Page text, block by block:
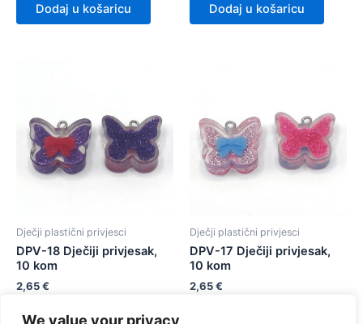
We value your privacy
Dodaj u košaricu Dodaj u košaricu
Dječji plastični privjesci
DPV-18 Dječiji privjesak,
10 kom
2,65€
Dodaj u košaricu
Dječji plastični privjesci
DPV-17 Dječiji privjesak,
10 kom
2,65€